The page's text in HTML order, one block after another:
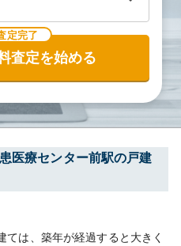
定完了
査定を始める
医療センター前駅の戸建
は、築年が経過すると大きく